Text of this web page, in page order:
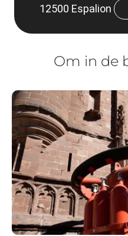
12500 Espalion
Om in de